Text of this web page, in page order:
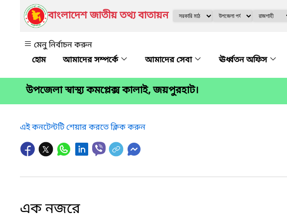
বাংলাদেশ জাতীয় তথ্য বাতায়ন
মেনু নির্বাচন করুন
আমাদের সম্পর্কে
আমাদের সেবা ঊর্ধ্বতন অফিস
উপজেলা স্বাস্থ্য কমপ্লেক্স কালাই, জয়পুরহাট।
এই কনটেন্টটি শেয়ার করতে ক্লিক করুন
এক নজরে